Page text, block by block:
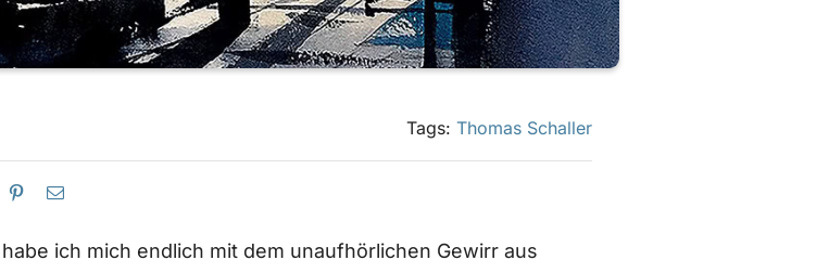
Tags: Thomas Schaller
ich mich endlich mit dem unaufhörlichen Gewirr aus